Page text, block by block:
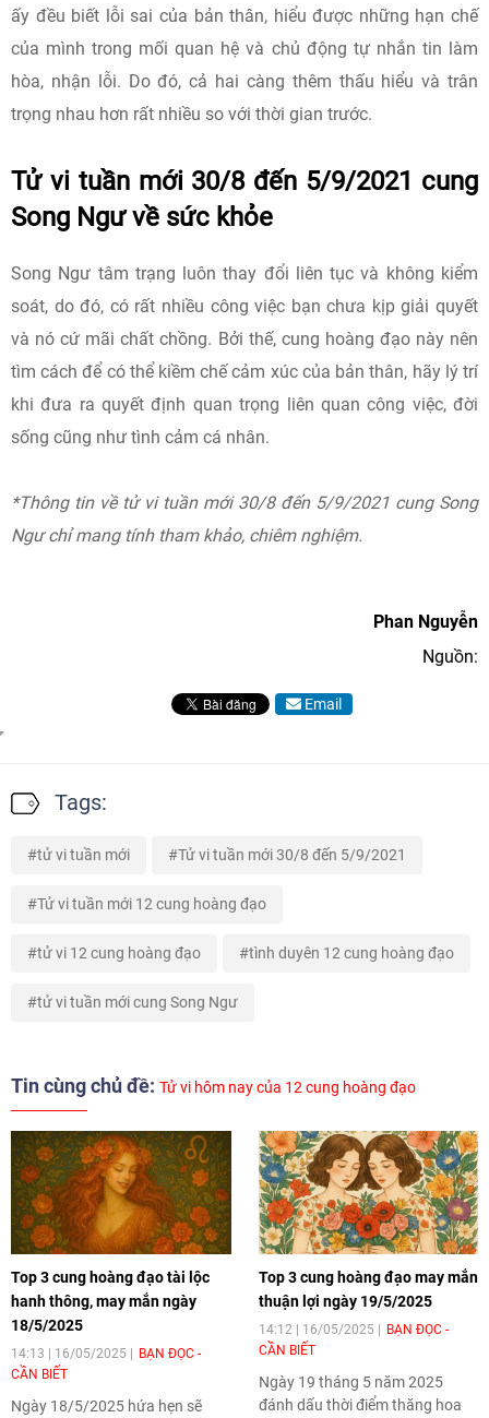
ấy đều biết lỗi sai của bản thân, hiểu được những hạn chế
của mình trong mối quan hệ và chủ động tự nhắn tin làm
hòa, nhận lỗi. Do đó, cả hai càng thêm thấu hiểu và trân
trọng nhau hơn rất nhiều so với thời gian trước.
Tử vi tuần mới 30/8 đến 5/9/2021 cung
Song Ngư về sức khỏe
Song Ngư tâm trạng luôn thay đổi liên tục và không kiểm
soát, do đó, có rất nhiều công việc bạn chưa kịp giải quyết
và nó cứ mãi chất chồng. Bởi thế, cung hoàng đạo này nên
tìm cách để có thể kiềm chế cảm xúc của bản thân, hãy lý trí
khi đưa ra quyết định quan trọng liên quan công việc, đời
sống cũng như tình cảm cá nhân.
*Thông tin về tử vi tuần mới 30/8 đến 5/9/2021 cung Song
Ngư chỉ mang tính tham khảo, chiêm nghiệm.
Phan Nguyễn
Nguồn:
Email
Tags:
tử vi tuần mới Tử vi tuần mới 30/8 đến 5/9/2021
Tử vi tuần mới 12 cung hoàng đạo
tử vi 12 cung hoàng đạo tình duyên 12 cung hoàng đạo
tử vi tuần mới cung Song Ngư
Tin cùng chủ đề: Tử vi hôm nay của 12 cung hoàng đạo
Top 3 cung hoàng đạo tài lộc
hanh thông, may mắn ngày
18/5/2025
14:13 | 16/05/2025
BẠN ĐỌC -
CẦN BIẾT
Ngày 18/5/2025 hứa hẹn sẽ
Top 3 cung hoàng đạo may mắn
thuận lợi ngày 19/5/2025
14:12 | 16/05/2025
BẠN ĐỌC -
CẦN BIẾT
Ngày 19 tháng 5 năm 2025
đánh dấu thời điểm thăng hoa